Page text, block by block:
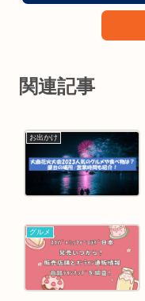
関連記事
お出かけ
グルメ